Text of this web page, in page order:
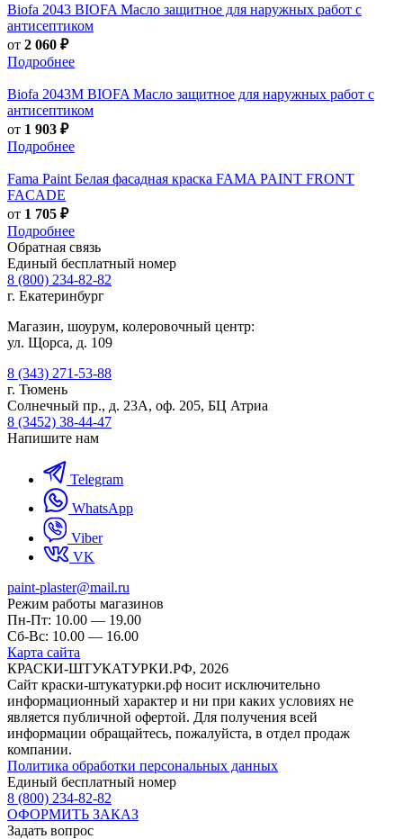
Biofa 2043 BIOFA Масло защитное для наружных работ с
антисептиком
от 2 060 ₽
Подробнее
Biofa 2043M BIOFA Масло защитное для наружных работ с
антисептиком
от 1 903 ₽
Подробнее
Fama Paint Белая фасадная краска FAMA PAINT FRONT
FACADE
от 1 705 ₽
Подробнее
Обратная связь
Единый бесплатный номер
8 (800) 234-82-82
г. Екатеринбург
Магазин, шоурум, колеровочный центр:
ул. Щорса, д. 109
8 (343) 271-53-88
г. Тюмень
Солнечный пр., д. 23А, оф. 205, БЦ Атриа
8 (3452) 38-44-47
Напишите нам
Telegram
WhatsApp
Viber
VK
paint-plaster@mail.ru
Режим работы магазинов
Пн-Пт: 10.00 — 19.00
Сб-Вс: 10.00 — 16.00
Карта сайта
КРАСКИ-ШТУКАТУРКИ.РФ, 2026
Cайт краски-штукатурки.рф носит исключительно
информационный характер и ни при каких условиях не
является публичной офертой. Для получения всей
информации обращайтесь, пожалуйста, в отдел продаж
компании.
Политика обработки персональных данных
Единый бесплатный номер
8 (800) 234-82-82
ОФОРМИТЬ ЗАКАЗ
Задать вопрос